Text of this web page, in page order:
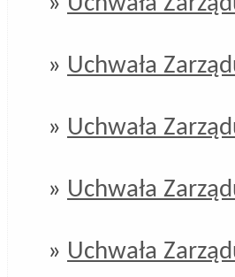
» Uchwała
» Uchwała
» Uchwała
» Uchwała